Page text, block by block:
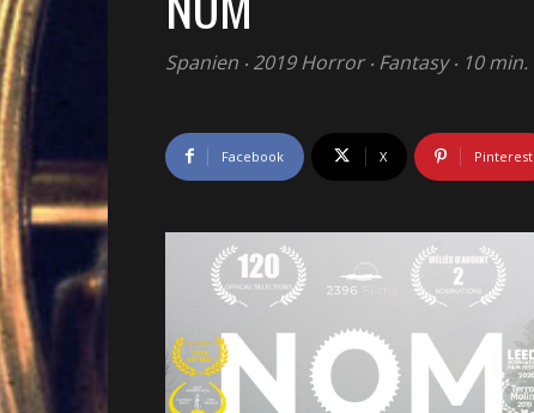
Spanien ‧ 2019 Horror ‧ Fantasy ‧ 10 min.
Facebook X Pinterest